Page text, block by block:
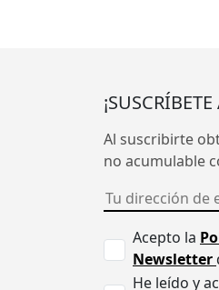
Al suscribirte
no acumulable
Acepto la
Newsletter
He leído y